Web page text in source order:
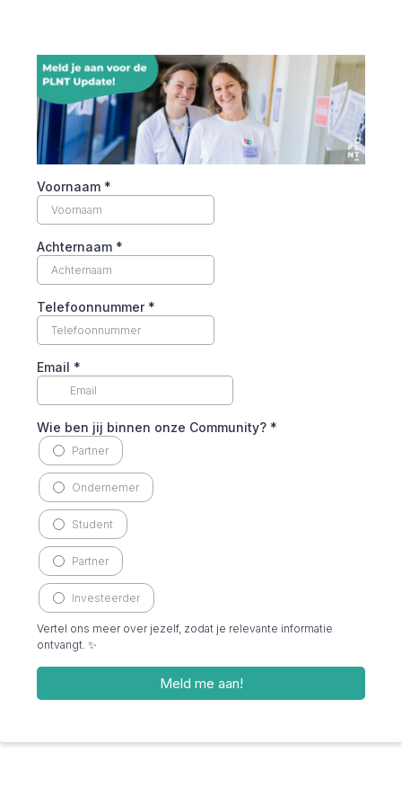
Voornaam *
Achternaam *
Telefoonnummer *
Email *
Wie ben jij binnen onze Community? *
Partner
Ondernemer
Student
Partner
Investeerder
Vertel ons meer over jezelf, zodat je relevante informatie
ontvangt. ✨
Meld me aan!